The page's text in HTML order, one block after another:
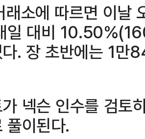
래소에 따르면 이날
일 대비
. 장 초반에는 1만
넥슨 인수를 검토
풀이된다.